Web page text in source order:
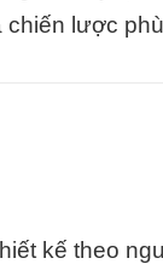
lược
kế theo